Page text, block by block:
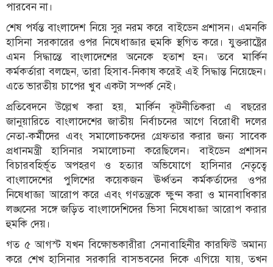
পারবেন না।
শেষ পর্যন্ত বাংলাদেশ নিয়ে সুর নরম করে বাইডেন প্রশাসন। এমনকি
হাসিনা সরকারের ওপর নিষেধাজ্ঞার হুমকি স্থগিত করে। যুক্তরাষ্ট্রের
এমন সিদ্ধান্তে বাংলাদেশের অনেকে হতাশ হন। তবে মার্কিন
কর্মকর্তারা বলছেন, তারা হিসাব-নিকাষ করেই এই সিদ্ধান্ত নিয়েছেন।
এতে ভারতীয় চাপের খুব একটা সম্পর্ক নেই।
প্রতিবেদনে উল্লেখ করা হয়, মার্কিন কূটনীতিকরা এ বছরের
জানুয়ারিতে বাংলাদেশের জাতীয় নির্বাচনের আগে বিরোধী দলের
নেতা-কর্মীদের এবং সমালোচকদের গ্রেফতার করার জন্য সাবেক
প্রধানমন্ত্রী হাসিনার সমালোচনা করেছিলেন। বাইডেন প্রশাসন
বিচারবহির্ভূত অপহরণ ও হত্যার অভিযোগে হাসিনার নেতৃত্বে
বাংলাদেশের পুলিশের কয়েকজন ঊর্ধ্বতন কর্মকর্তাদের ওপর
নিষেধাজ্ঞা আরোপ করে এবং গণতন্ত্রকে ক্ষুণ্ন করা ও মানবাধিকার
লঙ্ঘনের সঙ্গে জড়িত বাংলাদেশিদের ভিসা নিষেধাজ্ঞা আরোপ করার
হুমকি দেয়।
গত ৫ আগস্ট যখন বিক্ষোভকারীরা সেনাবাহিনীর কারফিউ অমান্য
করে শেখ হাসিনার সরকারি বাসভবনের দিকে এগিয়ে যায়, তখন